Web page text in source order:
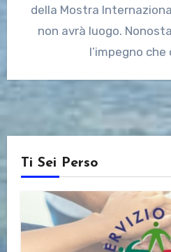
della Mostra
non avrà luogo.
l’impegno
Ti Sei Perso